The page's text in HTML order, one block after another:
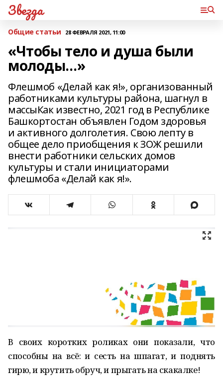
Звезда
Общие статьи 28 ФЕВРАЛЯ 2021, 11:00
«Чтобы тело и душа были
молоды…»
Флешмоб «Делай как я!», организованный
работниками культуры района, шагнул в
массыКак известно, 2021 год в Республике
Башкортостан объявлен Годом здоровья
и активного долголетия. Свою лепту в
общее дело приобщения к ЗОЖ решили
внести работники сельских домов
культуры и стали инициаторами
флешмоба «Делай как я!».
В своих коротких роликах они показали, что
способны на всё: и сесть на шпагат, и поднять
гирю, и крутить обруч, и прыгать на скакалке!